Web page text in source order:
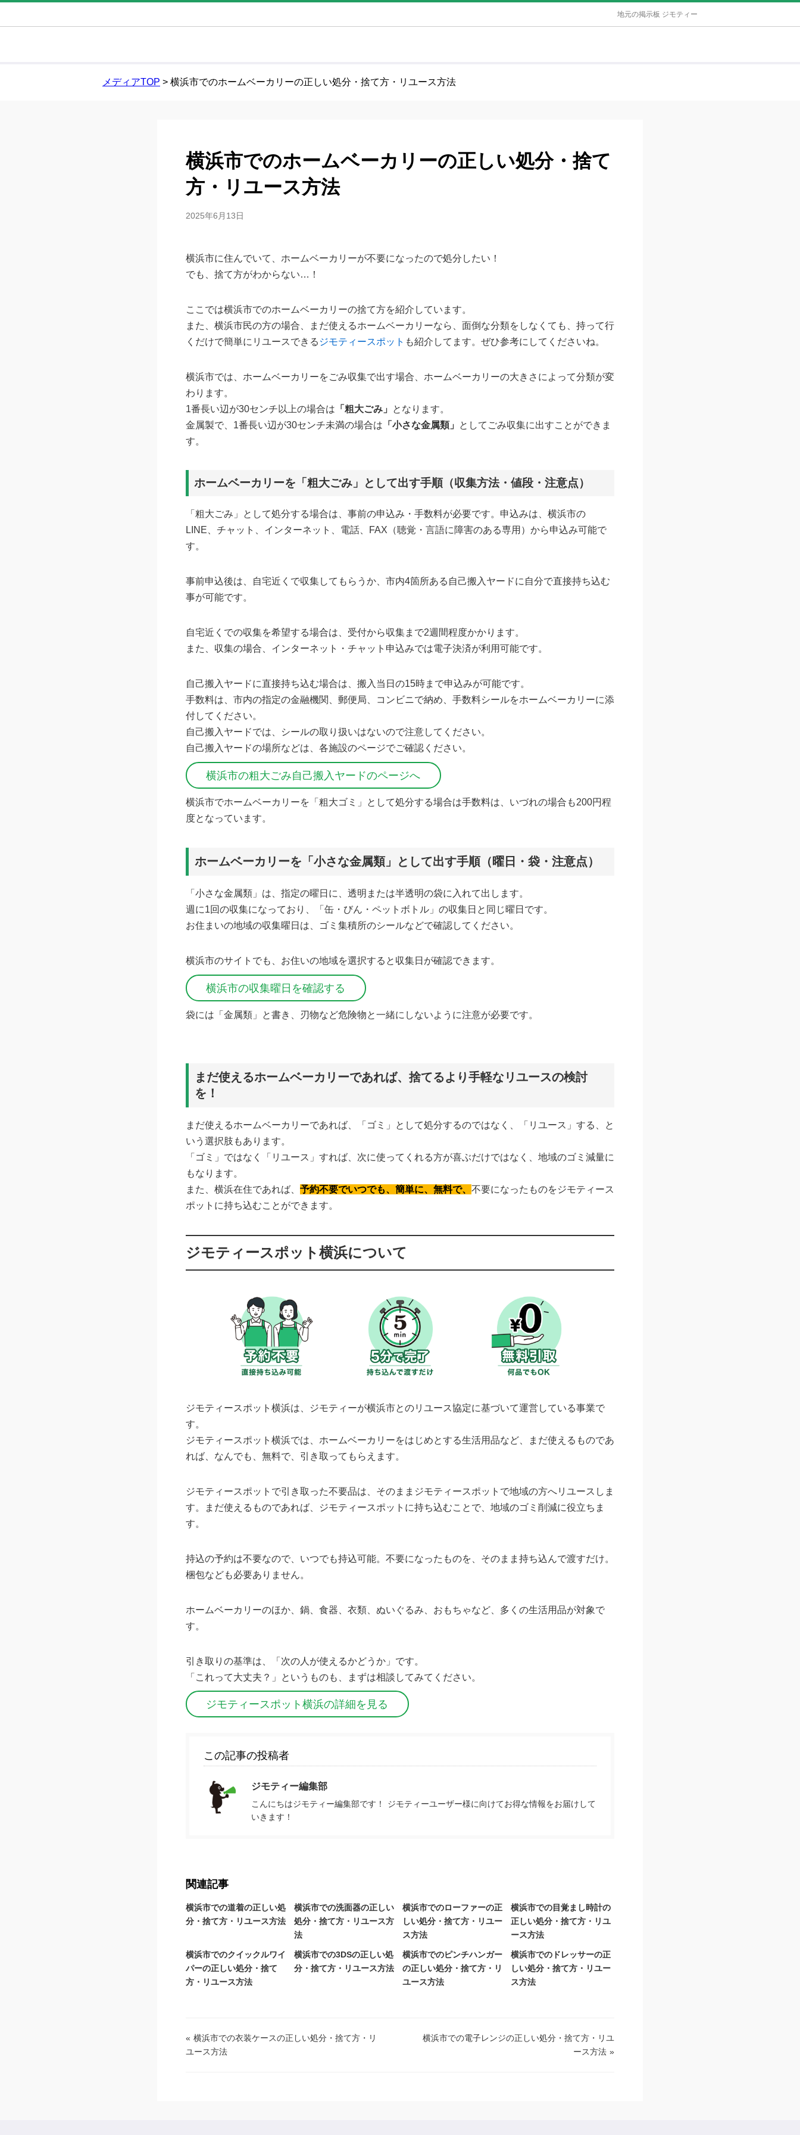
地元の掲示板 ジモティー
メディアTOP > 横浜市でのホームベーカリーの正しい処分・捨て方・リユース方法
横浜市でのホームベーカリーの正しい処分・捨て
方・リユース方法
2025年6月13日
横浜市に住んでいて、ホームベーカリーが不要になったので処分したい！
でも、捨て方がわからない…！
ここでは横浜市でのホームベーカリーの捨て方を紹介しています。
また、横浜市民の方の場合、まだ使えるホームベーカリーなら、面倒な分類をしなくても、持って行
くだけで簡単にリユースできる ジモティースポット も紹介してます。ぜひ参考にしてくださいね。
横浜市では、ホームベーカリーをごみ収集で出す場合、ホームベーカリーの大きさによって分類が変
わります。
1番長い辺が30センチ以上の場合は 「粗大ごみ」
となります。
金属製で、1番長い辺が30センチ未満の場合は 「小さな金属類」
としてごみ収集に出すことができま
す。
ホームベーカリーを「粗大ごみ」として出す手順（収集方法・値段・注意点）
「粗大ごみ」として処分する場合は、事前の申込み・手数料が必要です。申込みは、横浜市の
LINE、チャット、インターネット、電話、FAX（聴覚・言語に障害のある専用）から申込み可能で
す。
事前申込後は、自宅近くで収集してもらうか、市内4箇所ある自己搬入ヤードに自分で直接持ち込む
事が可能です。
自宅近くでの収集を希望する場合は、受付から収集まで2週間程度かかります。
また、収集の場合、インターネット・チャット申込みでは電子決済が利用可能です。
自己搬入ヤードに直接持ち込む場合は、搬入当日の15時まで申込みが可能です。
手数料は、市内の指定の金融機関、郵便局、コンビニで納め、手数料シールをホームベーカリーに添
付してください。
自己搬入ヤードでは、シールの取り扱いはないので注意してください。
自己搬入ヤードの場所などは、各施設のページでご確認ください。
横浜市の粗大ごみ自己搬入ヤードのページへ
横浜市でホームベーカリーを「粗大ゴミ」として処分する場合は手数料は、いづれの場合も200円程
度となっています。
ホームベーカリーを「小さな金属類」として出す手順（曜日・袋・注意点）
「小さな金属類」は、指定の曜日に、透明または半透明の袋に入れて出します。
週に1回の収集になっており、「缶・びん・ペットボトル」の収集日と同じ曜日です。
お住まいの地域の収集曜日は、ゴミ集積所のシールなどで確認してください。
横浜市のサイトでも、お住いの地域を選択すると収集日が確認できます。
横浜市の収集曜日を確認する
袋には「金属類」と書き、刃物など危険物と一緒にしないように注意が必要です。
まだ使えるホームベーカリーであれば、捨てるより手軽なリユースの検討
を！
まだ使えるホームベーカリーであれば、「ゴミ」として処分するのではなく、「リユース」する、と
いう選択肢もあります。
「ゴミ」ではなく「リユース」すれば、次に使ってくれる方が喜ぶだけではなく、地域のゴミ減量に
もなります。
また、横浜在住であれば、 予約不要でいつでも、簡単に、無料で、 不要になったものをジモティース
ポットに持ち込むことができます。
ジモティースポット横浜について
ジモティースポット横浜は、ジモティーが横浜市とのリユース協定に基づいて運営している事業で
す。
ジモティースポット横浜では、ホームベーカリーをはじめとする生活用品など、まだ使えるものであ
れば、なんでも、無料で、引き取ってもらえます。
ジモティースポットで引き取った不要品は、そのままジモティースポットで地域の方へリユースしま
す。まだ使えるものであれば、ジモティースポットに持ち込むことで、地域のゴミ削減に役立ちま
す。
持込の予約は不要なので、いつでも持込可能。不要になったものを、そのまま持ち込んで渡すだけ。
梱包なども必要ありません。
ホームベーカリーのほか、鍋、食器、衣類、ぬいぐるみ、おもちゃなど、多くの生活用品が対象で
す。
引き取りの基準は、「次の人が使えるかどうか」です。
「これって大丈夫？」というものも、まずは相談してみてください。
ジモティースポット横浜の詳細を見る
この記事の投稿者
ジモティー編集部
こんにちはジモティー編集部です！ ジモティーユーザー様に向けてお得な情報をお届けして
いきます！
関連記事
横浜市での道着の正しい処
分・捨て方・リユース方法
横浜市での洗面器の正しい
処分・捨て方・リユース方
法
横浜市でのローファーの正
しい処分・捨て方・リユー
ス方法
横浜市での目覚まし時計の
正しい処分・捨て方・リユ
ース方法
横浜市でのクイックルワイ
パーの正しい処分・捨て
方・リユース方法
横浜市での3DSの正しい処
分・捨て方・リユース方法
横浜市でのピンチハンガー
の正しい処分・捨て方・リ
ユース方法
横浜市でのドレッサーの正
しい処分・捨て方・リユー
ス方法
« 横浜市での衣装ケースの正しい処分・捨て方・リ
ユース方法
横浜市での電子レンジの正しい処分・捨て方・リユ
ース方法 »